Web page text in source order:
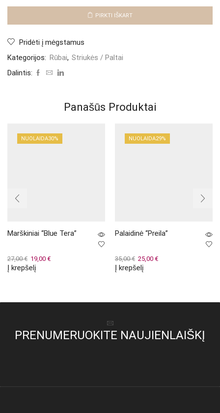
odos
PIRKTI IŠKART
Pridėti į mėgstamus
Kategorijos: Rūbai, Striukės / Paltai
Dalintis:
Panašūs Produktai
NUOLAIDA30%
Marškiniai “Blue Tera”
27,00€ Original
price
19,00 €Current
Į krepšelį
NUOLAIDA29%
Palaidinė “Preila”
35,00€ Original
price
25,00 €Current
Į krepšelį
PRENUMERUOKITE NAUJIENLAIŠKĮ